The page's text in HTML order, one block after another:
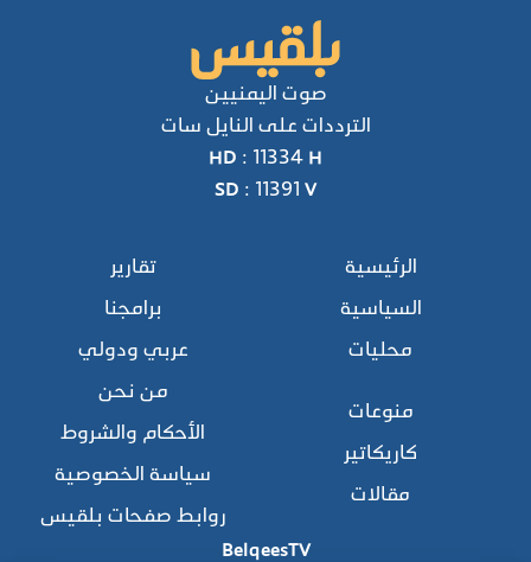
صوت اليمنيين
الترددات على النايل سات
HD : 11334 H
SD : 11391 V
الرئيسية
السياسية
محليات
تقارير
برامجنا
عربي ودولي
منوعات
كاريكاتير
مقالات
من نحن
الأحكام والشروط
سياسة الخصوصية
روابط صفحات بلقيس
BelqeesTV